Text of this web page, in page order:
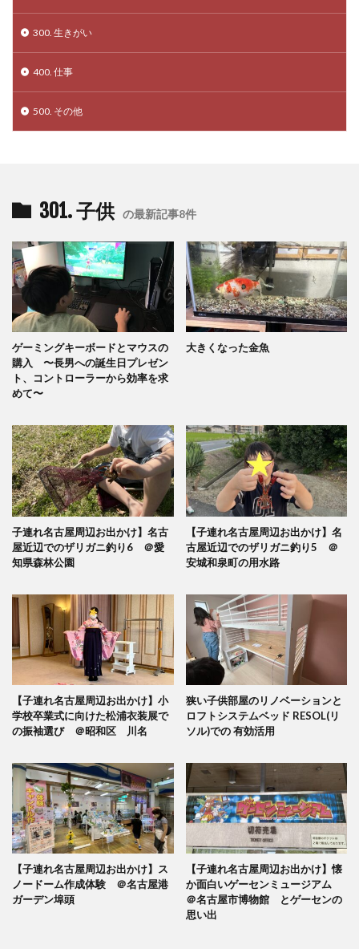
300. 生きがい
400. 仕事
500. その他
301. 子供 の最新記事8件
ゲーミングキーボードとマウスの
購入 〜長男への誕生日プレゼン
ト、コントローラーから効率を求
めて〜
大きくなった金魚
子連れ名古屋周辺お出かけ】名古
屋近辺でのザリガニ釣り6 ＠愛
知県森林公園
【子連れ名古屋周辺お出かけ】名
古屋近辺でのザリガニ釣り5 ＠
安城和泉町の用水路
【子連れ名古屋周辺お出かけ】小
学校卒業式に向けた松浦衣装展で
の振袖選び ＠昭和区 川名
狭い子供部屋のリノベーションと
ロフトシステムベッド RESOL(リ
ソル)での 有効活用
【子連れ名古屋周辺お出かけ】ス
ノードーム作成体験 ＠名古屋港
ガーデン埠頭
【子連れ名古屋周辺お出かけ】懐
か面白いゲーセンミュージアム
＠名古屋市博物館 とゲーセンの
思い出